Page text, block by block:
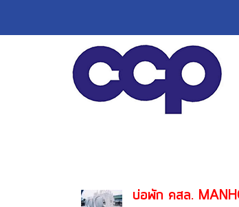
บ่อพัก คสล.